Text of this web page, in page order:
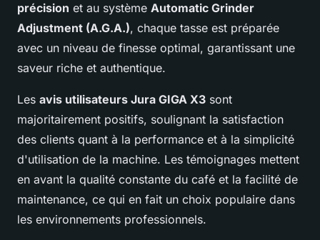
précision et au système Automatic Grinder
Adjustment (A.G.A.), chaque tasse est préparée
avec un niveau de finesse optimal, garantissant une
saveur riche et authentique.
Les avis utilisateurs Jura GIGA X3 sont
majoritairement positifs, soulignant la satisfaction
des clients quant à la performance et à la simplicité
d'utilisation de la machine. Les témoignages mettent
en avant la qualité constante du café et la facilité de
maintenance, ce qui en fait un choix populaire dans
les environnements professionnels.